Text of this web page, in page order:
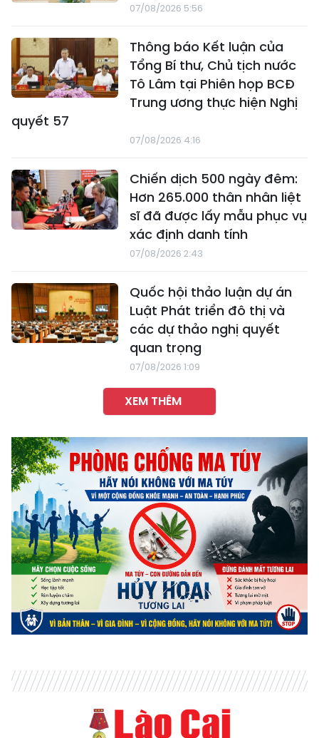
07/08/2026 5:56
Thông báo Kết luận của
Tổng Bí thư, Chủ tịch nước
Tô Lâm tại Phiên họp BCĐ
Trung ương thực hiện Nghị
quyết 57
07/08/2026 4:16
Chiến dịch 500 ngày đêm:
Hơn 265.000 thân nhân liệt
sĩ đã được lấy mẫu phục vụ
xác định danh tính
07/08/2026 2:43
Quốc hội thảo luận dự án
Luật Phát triển đô thị và
các dự thảo nghị quyết
quan trọng
07/08/2026 1:09
XEM THÊM